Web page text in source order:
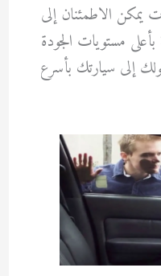
يمكن الاطمئنان إلى
مستويات الجودة
إلى سيارتك بأسرع